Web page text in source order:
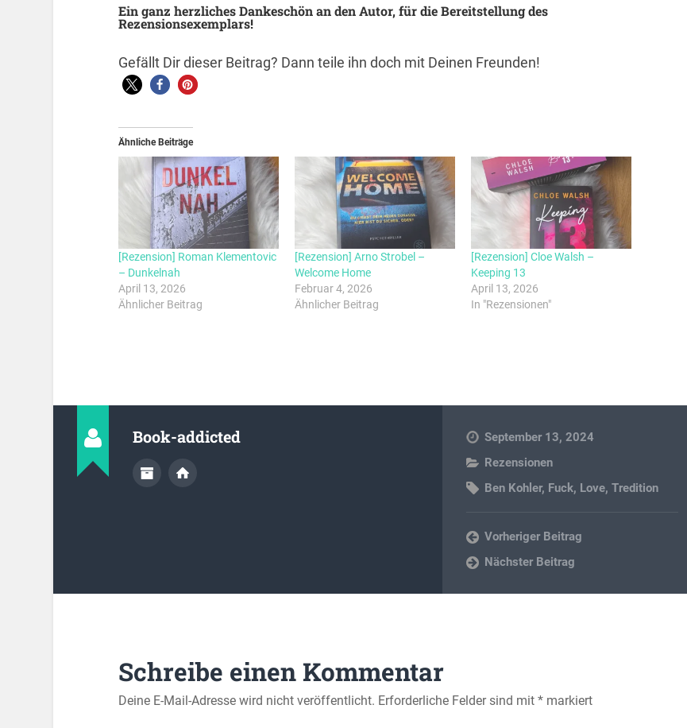
Ein ganz herzliches Dankeschön an den Autor, für die Bereitstellung des
Rezensionsexemplars!
Gefällt Dir dieser Beitrag? Dann teile ihn doch mit Deinen Freunden!
Ähnliche Beiträge
[Rezension] Roman Klementovic
– Dunkelnah
April 13, 2026
Ähnlicher Beitrag
[Rezension] Arno Strobel –
Welcome Home
Februar 4, 2026
Ähnlicher Beitrag
[Rezension] Cloe Walsh –
Keeping 13
April 13, 2026
In "Rezensionen"
Book-addicted
September 13, 2024
Rezensionen
Ben Kohler, Fuck, Love,Tredition
Vorheriger Beitrag
Nächster Beitrag
Schreibe einen Kommentar
Deine E-Mail-Adresse wird nicht veröffentlicht. Erforderliche Felder sind mit *markiert